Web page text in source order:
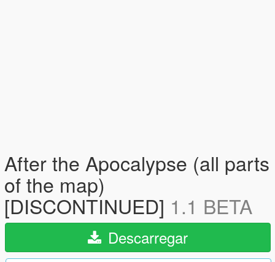
After the Apocalypse (all parts
of the map)
[DISCONTINUED] 1.1 BETA
Descarregar